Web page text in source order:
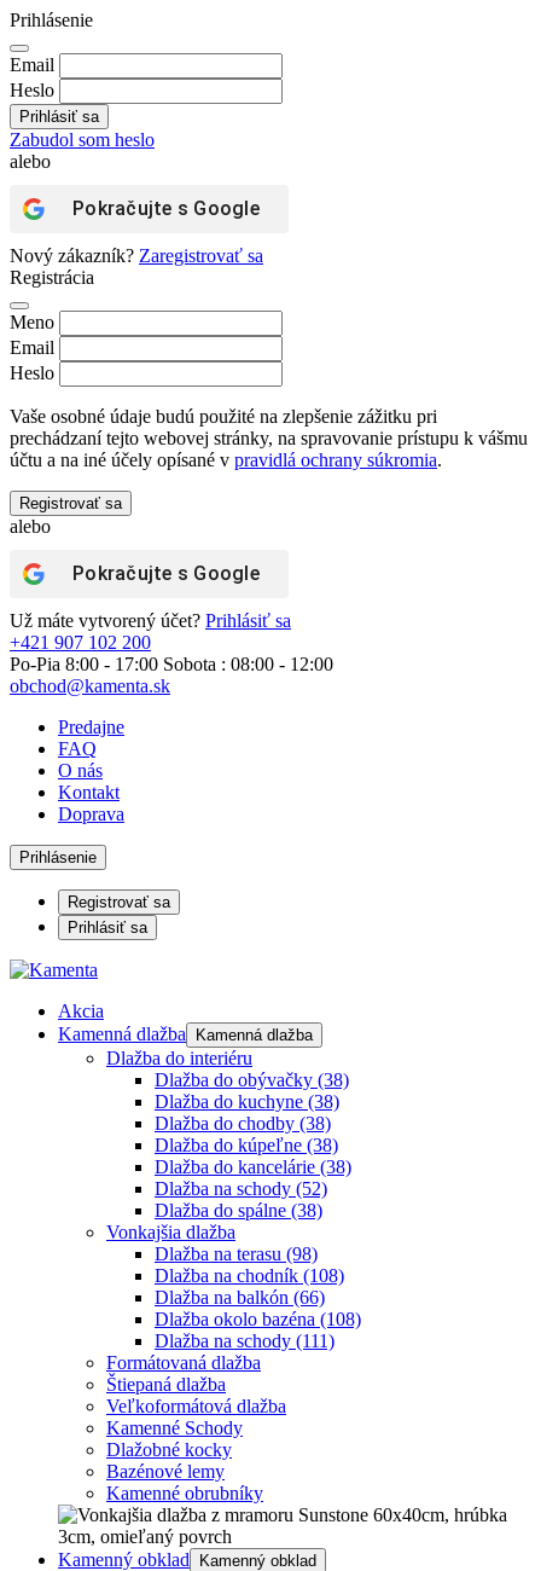
Prihlásenie
Email
Heslo
Zabudol som heslo
alebo
Pokračujte s Google
Nový zákazník? Zaregistrovať sa
Registrácia
Meno
Email
Heslo
Vaše osobné údaje budú použité na zlepšenie zážitku pri
prechádzaní tejto webovej stránky, na spravovanie prístupu k vášmu
účtu a na iné účely opísané v pravidlá ochrany súkromia.
Registrovať sa
alebo
Pokračujte s Google
Už máte vytvorený účet? Prihlásiť sa
+421 907 102 200
Po-Pia 8:00 - 17:00 Sobota : 08:00 - 12:00
obchod@kamenta.sk
Predajne
FAQ
O nás
Kontakt
Doprava
Prihlásenie
Registrovať sa
Prihlásiť sa
Akcia
Kamenná dlažba
Kamenná dlažba
Dlažba do interiéru
Dlažba do obývačky (38)
Dlažba do kuchyne (38)
Dlažba do chodby (38)
Dlažba do kúpeľne (38)
Dlažba do kancelárie (38)
Dlažba na schody (52)
Dlažba do spálne (38)
Vonkajšia dlažba
Dlažba na terasu (98)
Dlažba na chodník (108)
Dlažba na balkón (66)
Dlažba okolo bazéna (108)
Dlažba na schody (111)
Formátovaná dlažba
Štiepaná dlažba
Veľkoformátová dlažba
Kamenné Schody
Dlažobné kocky
Bazénové lemy
Kamenné obrubníky
Kamenný obklad Kamenný obklad